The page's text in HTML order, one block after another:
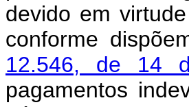
devido em
conforme
12.546, de 14
pagamentos